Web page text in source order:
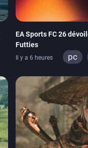
EA Sports FC 26
Futties
Il y a 6 heures pc
ps4